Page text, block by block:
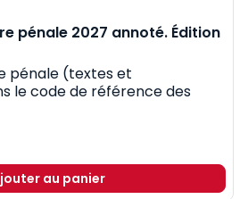
pénale 2027 annoté. Édition
pénale (textes et
le code de référence des
au panier